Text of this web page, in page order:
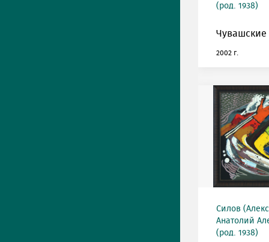
(род. 1938)
2002 г.
Силов
Анатолий
(род. 1938)